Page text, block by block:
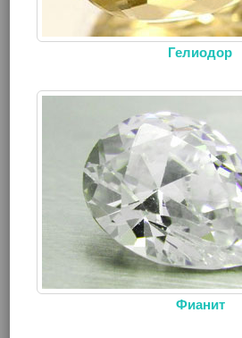
Гелиодор
Фианит